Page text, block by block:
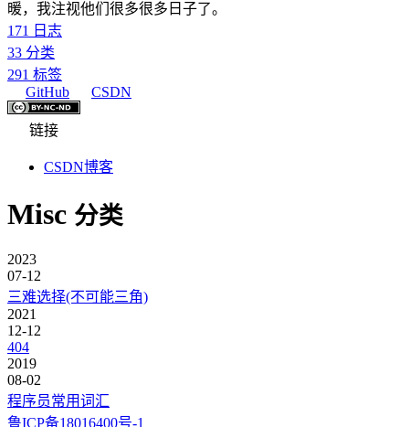
暖，我注视他们很多很多日子了。
171
日志
33 分类
291 标签
GitHub
CSDN
链接
CSDN博客
Misc 分类
2023
07-12
三难选择(不可能三角)
2021
12-12
404
2019
08-02
程序员常用词汇
鲁ICP备18016400号-1